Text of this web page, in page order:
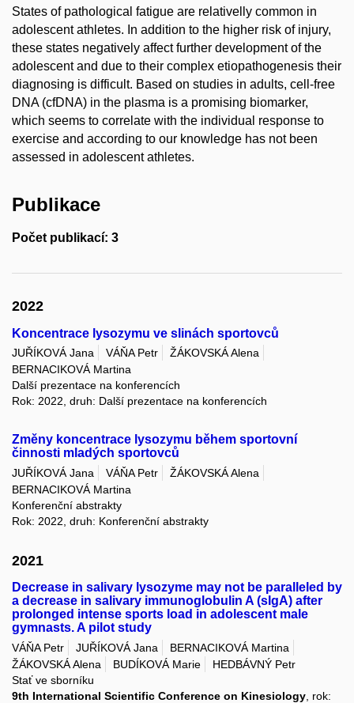
States of pathological fatigue are relativelly common in
adolescent athletes. In addition to the higher risk of injury,
these states negatively affect further development of the
adolescent and due to their complex etiopathogenesis their
diagnosing is difficult. Based on studies in adults, cell-free
DNA (cfDNA) in the plasma is a promising biomarker,
which seems to correlate with the individual response to
exercise and according to our knowledge has not been
assessed in adolescent athletes.
Publikace
Počet publikací: 3
2022
Koncentrace lysozymu ve slinách sportovců
JUŘÍKOVÁ Jana VÁŇA Petr
ŽÁKOVSKÁ Alena
BERNACIKOVÁ Martina
Další prezentace na konferencích
Rok: 2022, druh: Další prezentace na konferencích
Změny koncentrace lysozymu během sportovní
činnosti mladých sportovců
JUŘÍKOVÁ Jana VÁŇA Petr
ŽÁKOVSKÁ Alena
BERNACIKOVÁ Martina
Konferenční abstrakty
Rok: 2022, druh: Konferenční abstrakty
2021
Decrease in salivary lysozyme may not be paralleled by
a decrease in salivary immunoglobulin A (sIgA) after
prolonged intense sports load in adolescent male
gymnasts. A pilot study
VÁŇA Petr JUŘÍKOVÁ Jana
BERNACIKOVÁ Martina
ŽÁKOVSKÁ Alena
BUDÍKOVÁ Marie
HEDBÁVNÝ Petr
Stať ve sborníku
9th International Scientific Conference on Kinesiology , rok: